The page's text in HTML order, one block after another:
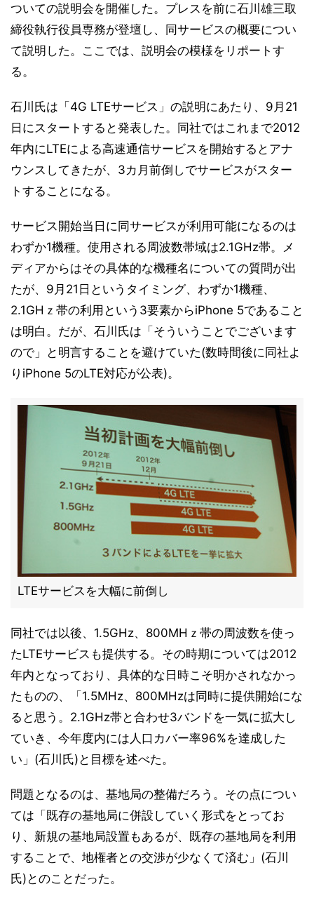
ついての説明会を開催した。プレスを前に石川雄三取
締役執行役員専務が登壇し、同サービスの概要につい
て説明した。ここでは、説明会の模様をリポートす
る。
石川氏は「4G LTEサービス」の説明にあたり、9月21
日にスタートすると発表した。同社ではこれまで2012
年内にLTEによる高速通信サービスを開始するとアナ
ウンスしてきたが、3カ月前倒しでサービスがスター
トすることになる。
サービス開始当日に同サービスが利用可能になるのは
わずか1機種。使用される周波数帯域は2.1GHz帯。メ
ディアからはその具体的な機種名についての質問が出
たが、9月21日というタイミング、わずか1機種、
2.1GHｚ帯の利用という3要素からiPhone 5であること
は明白。だが、石川氏は「そういうことでございます
ので」と明言することを避けていた(数時間後に同社よ
りiPhone 5のLTE対応が公表)。
LTEサービスを大幅に前倒し
同社では以後、1.5GHz、800MHｚ帯の周波数を使っ
たLTEサービスも提供する。その時期については2012
年内となっており、具体的な日時こそ明かされなかっ
たものの、「1.5MHz、800MHzは同時に提供開始にな
ると思う。2.1GHz帯と合わせ3バンドを一気に拡大し
ていき、今年度内には人口カバー率96%を達成した
い」(石川氏)と目標を述べた。
問題となるのは、基地局の整備だろう。その点につい
ては「既存の基地局に併設していく形式をとってお
り、新規の基地局設置もあるが、既存の基地局を利用
することで、地権者との交渉が少なくて済む」(石川
氏)とのことだった。